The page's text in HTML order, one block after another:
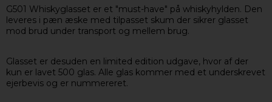
G501 Whiskyglasset er et "must-have" på whiskyhylden. Den
leveres i pæn æske med tilpasset skum der sikrer glasset
mod brud under transport og mellem brug.
Glasset er desuden en limited edition udgave, hvor af der
kun er lavet 500 glas. Alle glas kommer med et underskrevet
ejerbevis og er nummereret.